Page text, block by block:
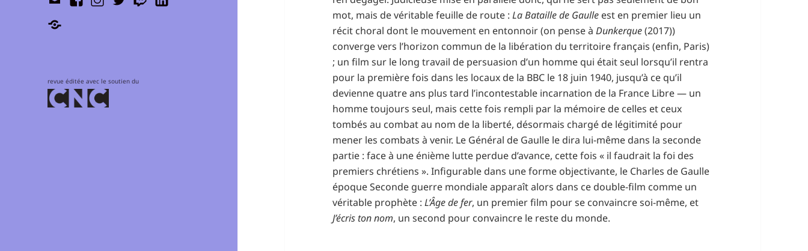
Shop
revue éditée avec le soutien du
mot, mais de véritable feuille de route :La Bataille de Gaulle est en premier lieu un
récit choral dont le mouvement en entonnoir (on pense àDunkerque(2017))
converge vers l’horizon commun de la libération du territoire français (enfin, Paris)
; un film sur le long travail de persuasion d’un homme qui était seul lorsqu’il rentra
pour la première fois dans les locaux de la BBC le 18 juin 1940, jusqu’à ce qu’il
devienne quatre ans plus tard l’incontestable incarnation de la France Libre — un
homme toujours seul, mais cette fois rempli par la mémoire de celles et ceux
tombés au combat au nom de la liberté, désormais chargé de légitimité pour
mener les combats à venir. Le Général de Gaulle le dira lui-même dans la seconde
partie : face à une énième lutte perdue d’avance, cette fois « il faudrait la foi des
premiers chrétiens ». Infigurable dans une forme objectivante, le Charles de Gaulle
époque Seconde guerre mondiale apparaît alors dans ce double-film comme un
véritable prophète :L’Âge de fer, un premier film pour se convaincre soi-même, et
J’écris ton nom, un second pour convaincre le reste du monde.